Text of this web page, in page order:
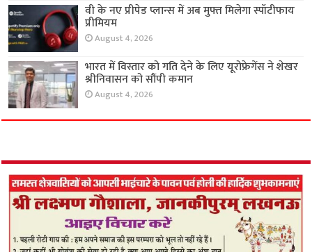
वी के नए प्रीपेड प्लान्स में अब मुफ्त मिलेगा स्पॉटीफाय
प्रीमियम
August 4, 2026
भारत में विस्तार को गति देने के लिए यूरोफ्रेगेंस ने शेखर
श्रीनिवासन को सौंपी कमान
August 4, 2026